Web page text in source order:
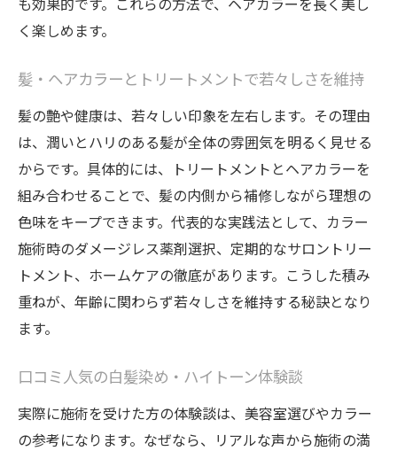
く楽しめます。
髪・ヘアカラーとトリートメントで若々しさを維持
髪の艶や健康は、若々しい印象を左右します。その理由
は、潤いとハリのある髪が全体の雰囲気を明るく見せる
からです。具体的には、トリートメントとヘアカラーを
組み合わせることで、髪の内側から補修しながら理想の
色味をキープできます。代表的な実践法として、カラー
施術時のダメージレス薬剤選択、定期的なサロントリー
トメント、ホームケアの徹底があります。こうした積み
重ねが、年齢に関わらず若々しさを維持する秘訣となり
ます。
口コミ人気の白髪染め・ハイトーン体験談
実際に施術を受けた方の体験談は、美容室選びやカラー
の参考になります。なぜなら、リアルな声から施術の満